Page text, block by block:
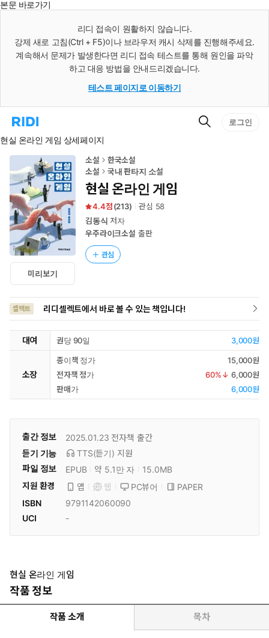
본문 바로가기
리디 접속이 원활하지 않습니다.
강제 새로 고침(Ctrl + F5)이나 브라우저 캐시 삭제를 진행해주세요.
계속해서 문제가 발생한다면 리디 접속 테스트를 통해 원인을 파악
하고 대응 방법을 안내드리겠습니다.
테스트 페이지로 이동하기
리
홈
로
이
검
로그인
현실 온라인 게임 상세페이지
미리보기
소설
한국소설
소설
국내 판타지 소설
현실 온라인 게임
4.4 (213) 관심 58
김동식 저자
우주라이크소설 출판
관심
셀렉트 리디셀렉트에서 바로 볼 수 있는 책입니다!
대여 권당 90일 3,000원
소장
종이책 정가
15,000원
전자책 정가
60%↓ 6,000원
판매가
6,000원
출간 정보 2025.01.23 전자책 출간
듣기 기능
TTS(듣기) 지원
파일 정보
EPUB 약 5.1만 자
15.0MB
지원 환경
앱 웹 PC뷰어
PAPER
ISBN
9791142060090
UCI
-
현실 온라인 게임
작품 정보
작품 소개 목차